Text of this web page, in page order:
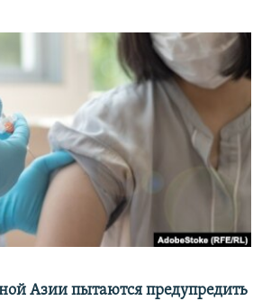
Азии пытаются предупредить